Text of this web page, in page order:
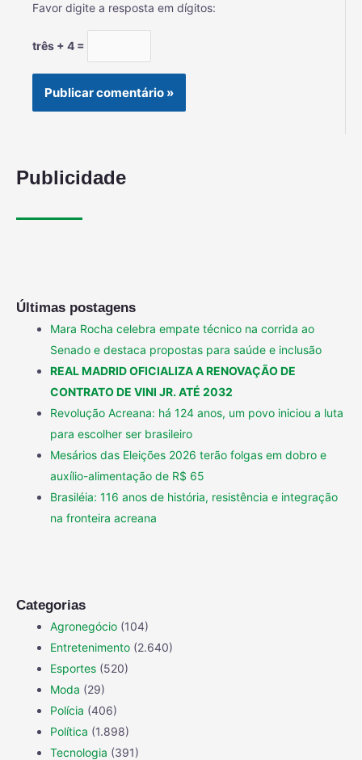
Favor digite a resposta em dígitos:
três + 4 =
Publicidade
Últimas postagens
Mara Rocha celebra empate técnico na corrida ao
Senado e destaca propostas para saúde e inclusão
REAL MADRID OFICIALIZA A RENOVAÇÃO DE
CONTRATO DE VINI JR. ATÉ 2032
Revolução Acreana: há 124 anos, um povo iniciou a luta
para escolher ser brasileiro
Mesários das Eleições 2026 terão folgas em dobro e
auxílio-alimentação de R$ 65
Brasiléia: 116 anos de história, resistência e integração
na fronteira acreana
Categorias
Agronegócio (104)
Entretenimento (2.640)
Esportes (520)
Moda (29)
Polícia (406)
Política (1.898)
Tecnologia (391)